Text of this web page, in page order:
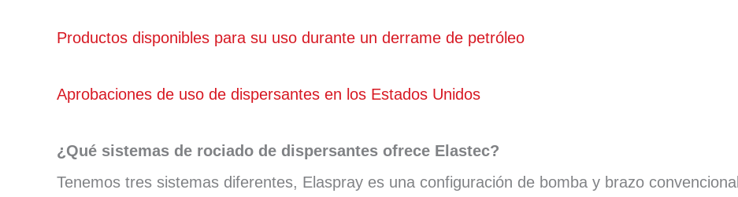
Productos disponibles para su uso durante un derrame de petróleo
Aprobaciones de uso de dispersantes en los Estados Unidos
¿Qué sistemas de rociado de dispersantes ofrece Elastec?
Tenemos tres sistemas diferentes, Elaspray es una configuración de bomba y brazo